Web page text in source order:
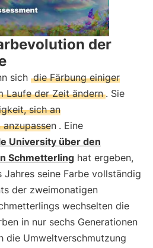
der
sich die Färbung einiger
Laufe der Zeit ändern . Sie
sich an
. Eine
University über den
Schmetterling hat ergeben,
Jahres seine Farbe vollständig
der zweimonatigen
wechselten die
in nur sechs Generationen
die Umweltverschmutzung